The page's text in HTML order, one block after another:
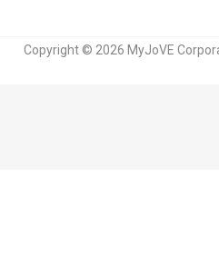
Copyright © 2026 MyJoVE